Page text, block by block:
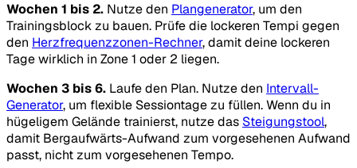
Wochen 1 bis 2. Nutze den Plangenerator, um den
Trainingsblock zu bauen. Prüfe die lockeren Tempi gegen
den Herzfrequenzzonen-Rechner, damit deine lockeren
Tage wirklich in Zone 1 oder 2 liegen.
Wochen 3 bis 6. Laufe den Plan. Nutze den Intervall-
Generator, um flexible Sessiontage zu füllen. Wenn du in
hügeligem Gelände trainierst, nutze das Steigungstool,
damit Bergaufwärts-Aufwand zum vorgesehenen Aufwand
passt, nicht zum vorgesehenen Tempo.